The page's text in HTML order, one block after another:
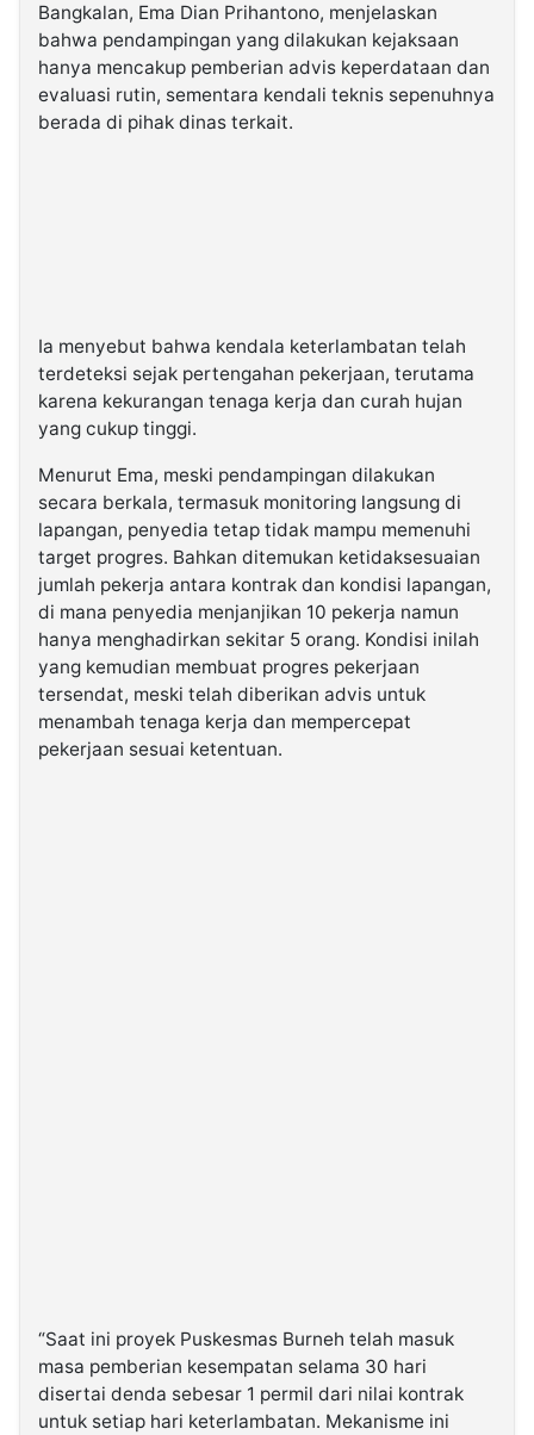
Bangkalan, Ema Dian Prihantono, menjelaskan
bahwa pendampingan yang dilakukan kejaksaan
hanya mencakup pemberian advis keperdataan dan
evaluasi rutin, sementara kendali teknis sepenuhnya
berada di pihak dinas terkait.
Ia menyebut bahwa kendala keterlambatan telah
terdeteksi sejak pertengahan pekerjaan, terutama
karena kekurangan tenaga kerja dan curah hujan
yang cukup tinggi.
Menurut Ema, meski pendampingan dilakukan
secara berkala, termasuk monitoring langsung di
lapangan, penyedia tetap tidak mampu memenuhi
target progres. Bahkan ditemukan ketidaksesuaian
jumlah pekerja antara kontrak dan kondisi lapangan,
di mana penyedia menjanjikan 10 pekerja namun
hanya menghadirkan sekitar 5 orang. Kondisi inilah
yang kemudian membuat progres pekerjaan
tersendat, meski telah diberikan advis untuk
menambah tenaga kerja dan mempercepat
pekerjaan sesuai ketentuan.
“Saat ini proyek Puskesmas Burneh telah masuk
masa pemberian kesempatan selama 30 hari
disertai denda sebesar 1 permil dari nilai kontrak
untuk setiap hari keterlambatan. Mekanisme ini